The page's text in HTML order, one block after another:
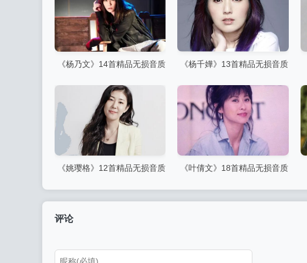
《杨乃文》14首精品无损音质
《杨千嬅》13首精品无损音质
《姚璎格》12首精品无损音质
《叶倩文》18首精品无损音质
评论